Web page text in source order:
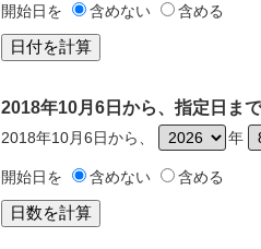
開始日を 含めない 含める
2018年10月6日から、指定日ま
2018年10月6日から、 年
開始日を 含めない 含める